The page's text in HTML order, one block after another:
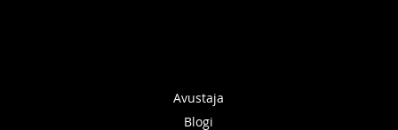
Avustaja
Blogi